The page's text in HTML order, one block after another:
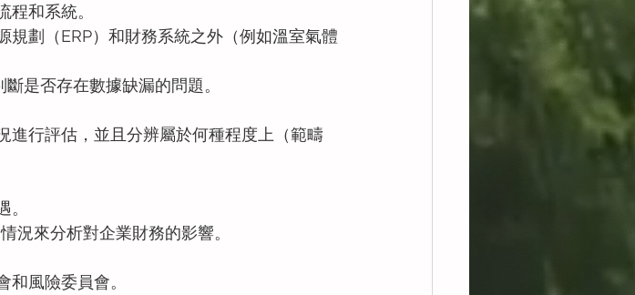
和系統。
劃（ERP）和財務系統之外（例如溫室氣體
是否存在數據缺漏的問題。
進行評估，並且分辨屬於何種程度上（範疇
況來分析對企業財務的影響。
風險委員會。